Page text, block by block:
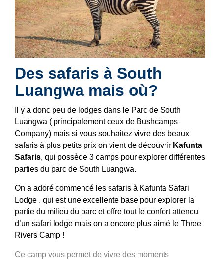
Des safaris à South
Luangwa mais où?
Il y a donc peu de lodges dans le Parc de South
Luangwa ( principalement ceux de Bushcamps
Company) mais si vous souhaitez vivre des beaux
safaris à plus petits prix on vient de découvrir Kafunta
Safaris, qui possède 3 camps pour explorer différentes
parties du parc de South Luangwa.
On a adoré commencé les safaris à Kafunta Safari
Lodge , qui est une excellente base pour explorer la
partie du milieu du parc et offre tout le confort attendu
d’un safari lodge mais on a encore plus aimé le Three
Rivers Camp !
Ce camp vous permet de vivre des moments